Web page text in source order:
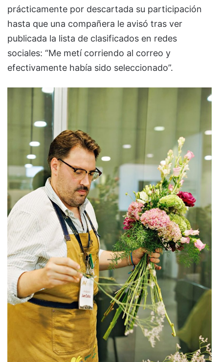
prácticamente por descartada su participación
hasta que una compañera le avisó tras ver
publicada la lista de clasificados en redes
sociales: “Me metí corriendo al correo y
efectivamente había sido seleccionado”.